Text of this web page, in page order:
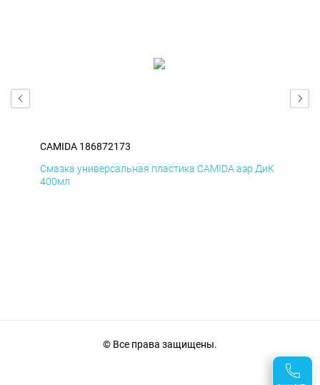
CAMIDA 186872173
Смазка универсальная пластика CAMIDA аэр ДиК
400мл
© Все права защищены.